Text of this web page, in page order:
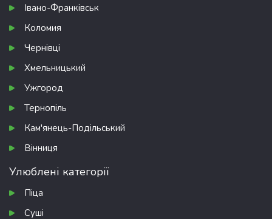
Івано-Франківськ
Коломия
Чернівці
Хмельницький
Ужгород
Тернопіль
Кам'янець-Подільський
Вінниця
Улюблені категорії
Піца
Суші